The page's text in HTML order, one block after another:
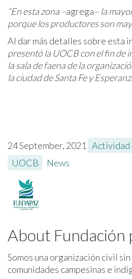
“En esta zona –agrega– la
porque los productores son
Al dar más detalles sobre esta
presentó la UOCB con el fin de
la sala de faena de la
la ciudad de Santa Fe y
24 September, 2021 Actividad
UOCB
News
About Fundación
Somos una organización civil
comunidades campesinas e